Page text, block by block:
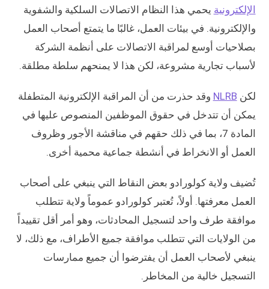
الإلكترونية يحمي هذا النظام الاتصالات السلكية والشفوية
والإلكترونية. في بيئات العمل، غالبًا ما يتمتع أصحاب العمل
بصلاحيات أوسع لمراقبة الاتصالات على أنظمة الشركة
لأسباب تجارية مشروعة، لكن هذا لا يمنحهم سلطة مطلقة.
لكن NLRB وقد حذرت من أن المراقبة الإلكترونية المتطفلة
يمكن أن تتدخل في حقوق الموظفين المنصوص عليها في
المادة 7، بما في ذلك حقهم في مناقشة الأجور وظروف
العمل أو الانخراط في أنشطة جماعية محمية أخرى.
تُضيف ولاية كولورادو بعض النقاط التي ينبغي على أصحاب
العمل معرفتها. أولاً، تُعتبر كولورادو عموماً ولاية تتطلب
موافقة طرف واحد لتسجيل المحادثات، وهو أمر أقل تقييداً
من الولايات التي تتطلب موافقة جميع الأطراف، مع ذلك، لا
ينبغي لأصحاب العمل أن يفترضوا أن جميع ممارسات
التسجيل خالية من المخاطر.